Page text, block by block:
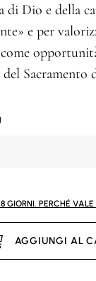
di Dio e della
e per
Sacramento
GIORNI. PERCHÉ
AGGIUNGI AL